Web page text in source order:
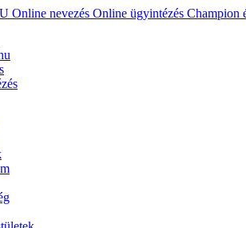
Online nevezés Online ügyintézés Champion